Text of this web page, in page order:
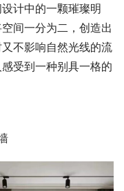
计中的一颗璀璨明
间一分为二，创造出
不影响自然光线的流
受到一种别具一格的